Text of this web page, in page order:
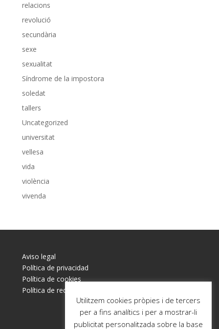
relacions
revolució
secundària
sexe
sexualitat
Síndrome de la impostora
soledat
tallers
Uncategorized
universitat
vellesa
vida
violència
vivenda
Aviso legal
Política de privacidad
Política de cookies
Política de redes sociales
Utilitzem cookies pròpies i de tercers
per a fins analítics i per a mostrar-li
publicitat personalitzada sobre la base